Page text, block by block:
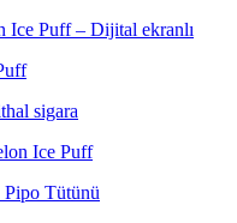
Ice Puff – Dijital ekranlı
sigara
Ice Puff
Tütünü